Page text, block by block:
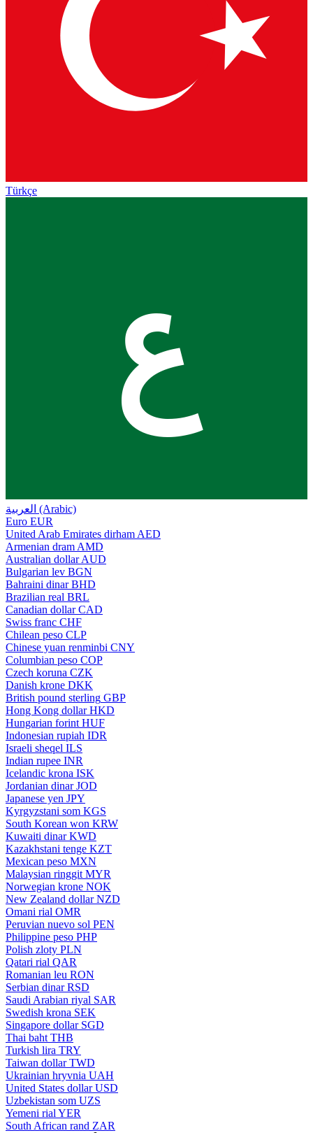
Türkçe
ع
العربية (Arabic)
Euro EUR
United Arab Emirates dirham AED
Armenian dram AMD
Australian dollar AUD
Bulgarian lev BGN
Bahraini dinar BHD
Brazilian real BRL
Canadian dollar CAD
Swiss franc CHF
Chilean peso CLP
Chinese yuan renminbi CNY
Columbian peso COP
Czech koruna CZK
Danish krone DKK
British pound sterling GBP
Hong Kong dollar HKD
Hungarian forint HUF
Indonesian rupiah IDR
Israeli sheqel ILS
Indian rupee INR
Icelandic krona ISK
Jordanian dinar JOD
Japanese yen JPY
Kyrgyzstani som KGS
South Korean won KRW
Kuwaiti dinar KWD
Kazakhstani tenge KZT
Mexican peso MXN
Malaysian ringgit MYR
Norwegian krone NOK
New Zealand dollar NZD
Omani rial OMR
Peruvian nuevo sol PEN
Philippine peso PHP
Polish zloty PLN
Qatari rial QAR
Romanian leu RON
Serbian dinar RSD
Saudi Arabian riyal SAR
Swedish krona SEK
Singapore dollar SGD
Thai baht THB
Turkish lira TRY
Taiwan dollar TWD
Ukrainian hryvnia UAH
United States dollar USD
Uzbekistan som UZS
Yemeni rial YER
South African rand ZAR